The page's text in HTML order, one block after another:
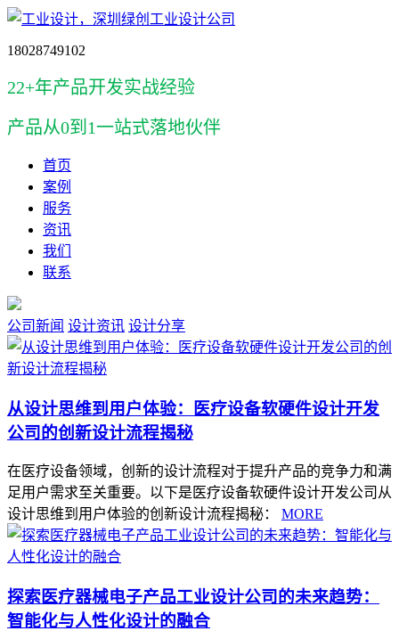
18028749102
22+年产品开发实战经验
产品从0到1一站式落地伙伴
首页
案例
服务
资讯
我们
联系
公司新闻 设计资讯 设计分享
从设计思维到用户体验：医疗设备软硬件设计开发
公司的创新设计流程揭秘
在医疗设备领域，创新的设计流程对于提升产品的竞争力和满
足用户需求至关重要。以下是医疗设备软硬件设计开发公司从
设计思维到用户体验的创新设计流程揭秘：
MORE
探索医疗器械电子产品工业设计公司的未来趋势：
智能化与人性化设计的融合